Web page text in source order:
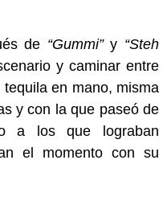
de “Gummi”y “Steh
y caminar entre
en mano, misma
y con la que paseó de
a los que lograban
el momento con su